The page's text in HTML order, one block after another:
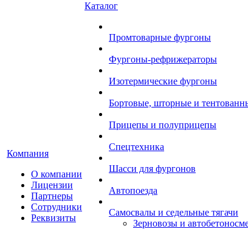
Компания
О компании
Лицензии
Партнеры
Сотрудники
Реквизиты
Каталог
Промтоварные фургоны
Фургоны-рефрижераторы
Изотермические фургоны
Бортовые, шторные и
Прицепы и полуприцепы
Спецтехника
Шасси для фургонов
Автопоезда
Самосвалы и седельные тягачи
Зерновозы и